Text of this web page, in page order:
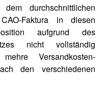
durchschnittlichen
Faktura in diesen
aufgrund des
nicht vollständig
Versandkosten-
den verschiedenen